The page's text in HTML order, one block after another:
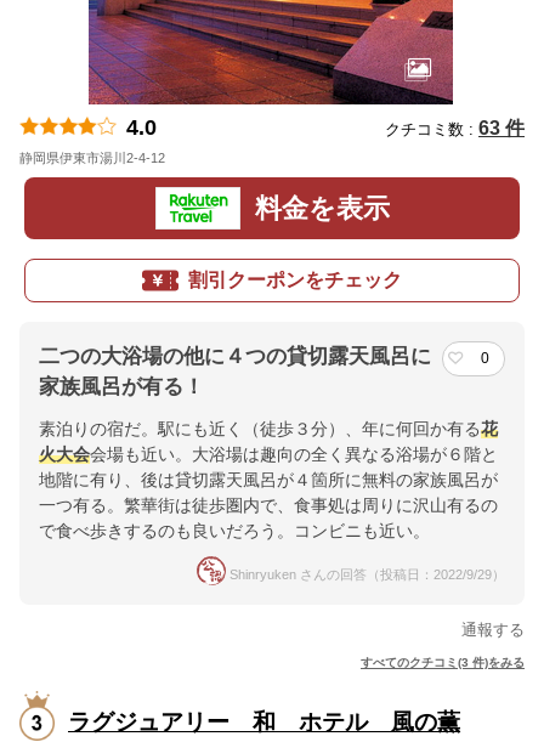
4.0 クチコミ数 : 63 件
静岡県伊東市湯川2-4-12
料金を表示
割引クーポンをチェック
二つの大浴場の他に４つの貸切露天風呂に
家族風呂が有る！
0
素泊りの宿だ。駅にも近く（徒歩３分）、年に何回か有る花
火大会会場も近い。大浴場は趣向の全く異なる浴場が６階と
地階に有り、後は貸切露天風呂が４箇所に無料の家族風呂が
一つ有る。繁華街は徒歩圏内で、食事処は周りに沢山有るの
で食べ歩きするのも良いだろう。コンビニも近い。
Shinryuken さんの回答（投稿日：2022/9/29）
通報する
すべてのクチコミ(3 件)をみる
ラグジュアリー 和 ホテル 風の薫